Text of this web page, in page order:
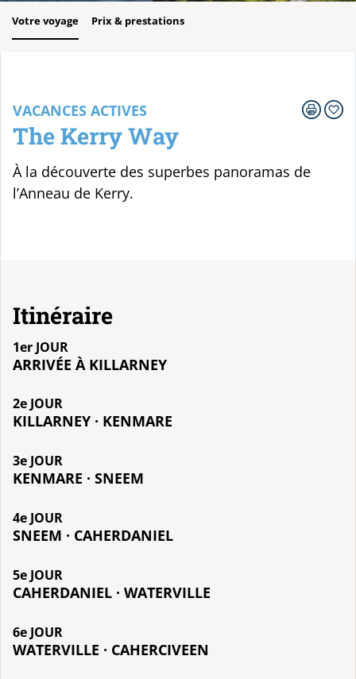
Votre voyage Prix & prestations
VACANCES ACTIVES
The Kerry Way
À la découverte des superbes panoramas de
l’Anneau de Kerry.
Itinéraire
1er JOUR
ARRIVÉE À KILLARNEY
2e JOUR
KILLARNEY · KENMARE
3e JOUR
KENMARE · SNEEM
4e JOUR
SNEEM · CAHERDANIEL
5e JOUR
CAHERDANIEL · WATERVILLE
6e JOUR
WATERVILLE · CAHERCIVEEN